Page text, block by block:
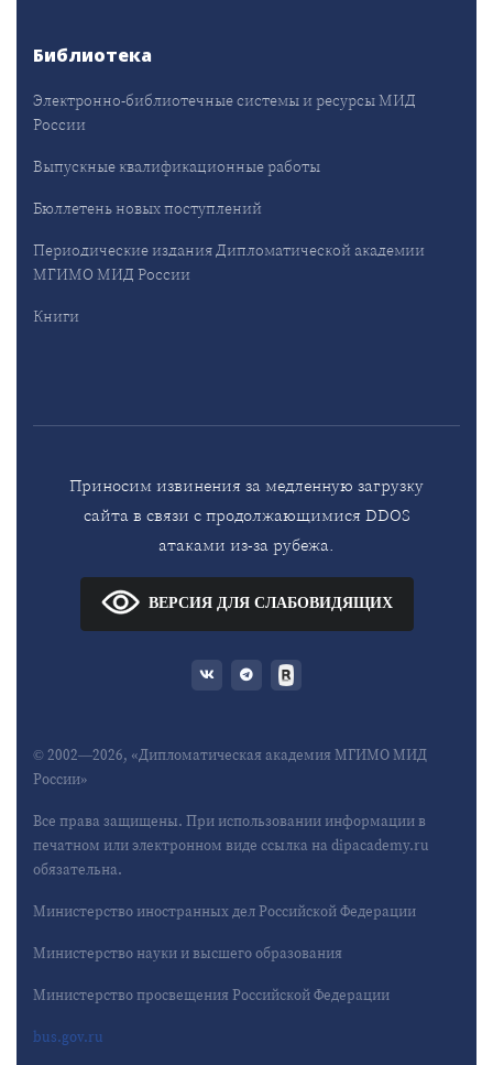
Библиотека
Электронно-библиотечные системы и ресурсы МИД
России
Выпускные квалификационные работы
Бюллетень новых поступлений
Периодические издания Дипломатической академии
МГИМО МИД России
Книги
Приносим извинения за медленную загрузку
сайта в связи с продолжающимися DDOS
атаками из-за рубежа.
ВЕРСИЯ ДЛЯ СЛАБОВИДЯЩИХ
© 2002—2026, «Дипломатическая академия МГИМО МИД
России»
Все права защищены. При использовании информации в
печатном или электронном виде ссылка на dipacademy.ru
обязательна.
Министерство иностранных дел Российской Федерации
Министерство науки и высшего образования
Министерство просвещения Российской Федерации
bus.gov.ru